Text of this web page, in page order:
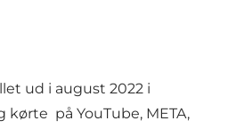
ud i august 2022 i
kørte på YouTube, META,